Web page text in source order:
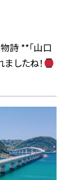
詩 **「山口
したね！